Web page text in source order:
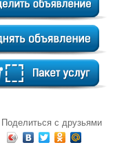
Поделиться с друзьями